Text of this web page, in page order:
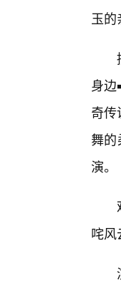
玉的
身
奇
舞
演。
咤风